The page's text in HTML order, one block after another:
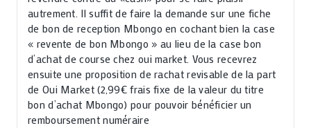
autrement. Il suffit de faire la demande sur une fiche
de bon de reception Mbongo en cochant bien la case
« revente de bon Mbongo » au lieu de la case bon
d’achat de course chez oui market. Vous recevrez
ensuite une proposition de rachat revisable de la part
de Oui Market (2,99€ frais fixe de la valeur du titre
bon d’achat Mbongo) pour pouvoir bénéficier un
remboursement numéraire